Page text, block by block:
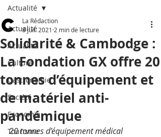
Actualité
Actualité
Culture
Gastronomie
Société
Economie
Tourisme
Actualité
Solidarité & Cambodge :
La Fondation GX offre 20
tonnes d’équipement et
de matériel anti-
pandémique
La Rédaction
8 juil. 2021 2 min de lecture
20 tonnes d’équipement médical